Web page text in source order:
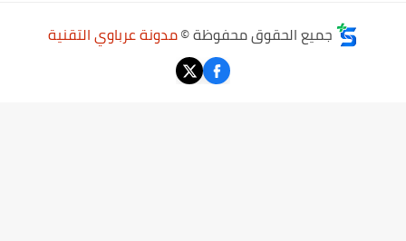
جميع الحقوق محفوظة ©مدونة عرباوي التقنية